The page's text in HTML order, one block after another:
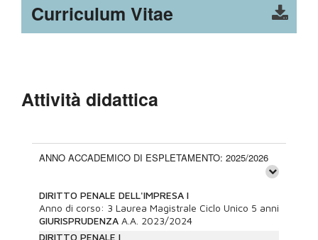
Curriculum Vitae
Attività didattica
ANNO ACCADEMICO DI ESPLETAMENTO: 2025/2026
DIRITTO PENALE DELL'IMPRESA I
Anno di corso: 3 Laurea Magistrale Ciclo Unico 5 anni
GIURISPRUDENZA A.A. 2023/2024
DIRITTO PENALE I